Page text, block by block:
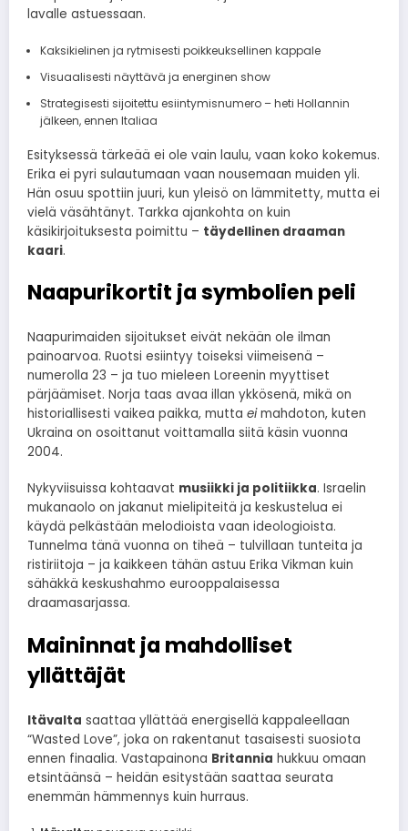
lavalle astuessaan.
Kaksikielinen ja rytmisesti poikkeuksellinen kappale
Visuaalisesti näyttävä ja energinen show
Strategisesti sijoitettu esiintymisnumero – heti Hollannin
jälkeen, ennen Italiaa
Esityksessä tärkeää ei ole vain laulu, vaan koko kokemus.
Erika ei pyri sulautumaan vaan nousemaan muiden yli.
Hän osuu spottiin juuri, kun yleisö on lämmitetty, mutta ei
vielä väsähtänyt. Tarkka ajankohta on kuin
käsikirjoituksesta poimittu – täydellinen draaman
kaari.
Naapurikortit ja symbolien peli
Naapurimaiden sijoitukset eivät nekään ole ilman
painoarvoa. Ruotsi esiintyy toiseksi viimeisenä –
numerolla 23 – ja tuo mieleen Loreenin myyttiset
pärjäämiset. Norja taas avaa illan ykkösenä, mikä on
historiallisesti vaikea paikka, mutta eimahdoton, kuten
Ukraina on osoittanut voittamalla siitä käsin vuonna
2004.
Nykyviisuissa kohtaavat musiikki ja politiikka. Israelin
mukanaolo on jakanut mielipiteitä ja keskustelua ei
käydä pelkästään melodioista vaan ideologioista.
Tunnelma tänä vuonna on tiheä – tulvillaan tunteita ja
ristiriitoja – ja kaikkeen tähän astuu Erika Vikman kuin
sähäkkä keskushahmo eurooppalaisessa
draamasarjassa.
Maininnat ja mahdolliset
yllättäjät
Itävalta saattaa yllättää energisellä kappaleellaan
“Wasted Love”, joka on rakentanut tasaisesti suosiota
ennen finaalia. Vastapainona Britannia hukkuu omaan
etsintäänsä – heidän esitystään saattaa seurata
enemmän hämmennys kuin hurraus.